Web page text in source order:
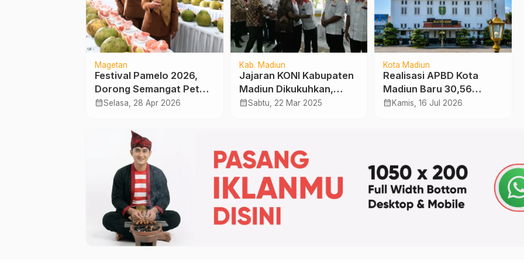
Magetan
Festival Pamelo 2026,
Dorong Semangat Petani
dan Promosi Wisata
calendar_monthSelasa, 28 Apr 2026
Kab. Madiun
Jajaran KONI Kabupaten
Madiun Dikukuhkan,
Bupati : Pengurus
calendar_monthSabtu, 22 Mar 2025
Kota Madiun
Realisasi APBD Kota
Madiun Baru 30,56
Persen, Proyek Fisik
calendar_monthKamis, 16 Jul 2026